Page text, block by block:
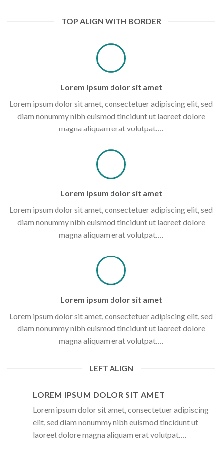
TOP ALIGN WITH BORDER
Lorem ipsum dolor sit amet
Lorem ipsum dolor sit amet, consectetuer adipiscing elit, sed
diam nonummy nibh euismod tincidunt ut laoreet dolore
magna aliquam erat volutpat….
Lorem ipsum dolor sit amet
Lorem ipsum dolor sit amet, consectetuer adipiscing elit, sed
diam nonummy nibh euismod tincidunt ut laoreet dolore
magna aliquam erat volutpat….
Lorem ipsum dolor sit amet
Lorem ipsum dolor sit amet, consectetuer adipiscing elit, sed
diam nonummy nibh euismod tincidunt ut laoreet dolore
magna aliquam erat volutpat….
LEFT ALIGN
LOREM IPSUM DOLOR SIT AMET
Lorem ipsum dolor sit amet, consectetuer adipiscing
elit, sed diam nonummy nibh euismod tincidunt ut
laoreet dolore magna aliquam erat volutpat….